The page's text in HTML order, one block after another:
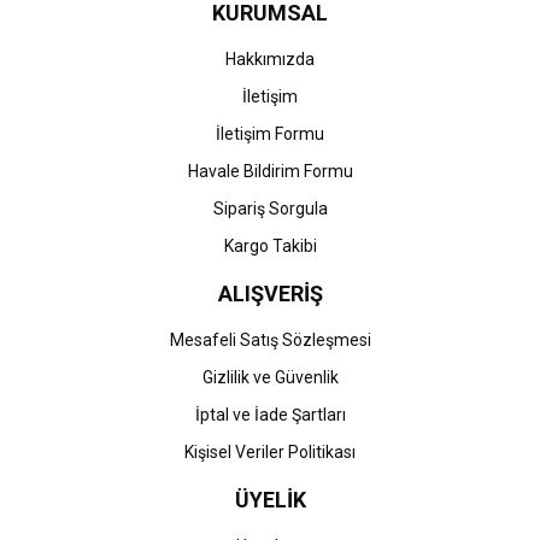
Ürün fiyatı diğer sitelerden daha pahalı.
Gönder
KURUMSAL
Hakkımızda
İletişim
İletişim Formu
Havale Bildirim Formu
Sipariş Sorgula
Kargo Takibi
ALIŞVERİŞ
Mesafeli Satış Sözleşmesi
Gizlilik ve Güvenlik
İptal ve İade Şartları
Kişisel Veriler Politikası
ÜYELİK